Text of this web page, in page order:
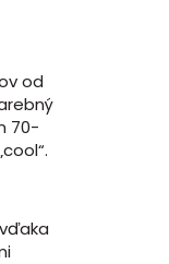
od
70-